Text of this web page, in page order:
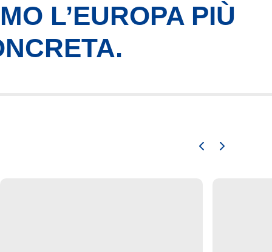
L’EUROPA PIÙ